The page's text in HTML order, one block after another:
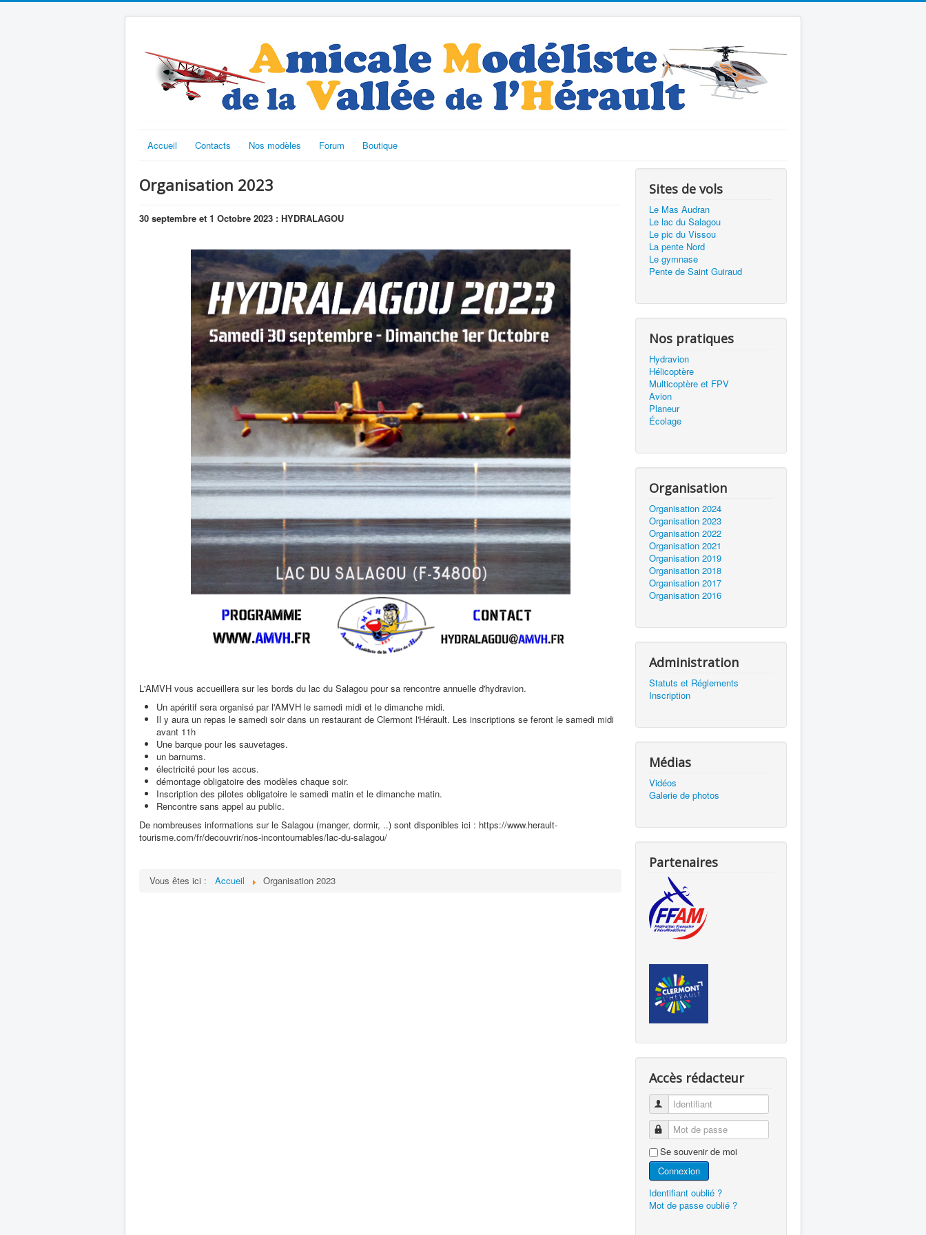
Accueil Contacts Nos modèles Forum Boutique
Organisation 2023
30 septembre et 1 Octobre 2023 : HYDRALAGOU
L'AMVH vous accueillera sur les bords du lac du Salagou pour sa rencontre annuelle d'hydravion.
Un apéritif sera organisé par l'AMVH le samedi midi et le dimanche midi.
Il y aura un repas le samedi soir dans un restaurant de Clermont l'Hérault. Les inscriptions se feront le samedi midi
avant 11h
Une barque pour les sauvetages.
un barnums.
électricité pour les accus.
démontage obligatoire des modèles chaque soir.
Inscription des pilotes obligatoire le samedi matin et le dimanche matin.
Rencontre sans appel au public.
De nombreuses informations sur le Salagou (manger, dormir, ..) sont disponibles ici : https://www.herault-
tourisme.com/fr/decouvrir/nos-incontournables/lac-du-salagou/
Vous êtes ici : Accueil Organisation 2023
Sites de vols
Le Mas Audran
Le lac du Salagou
Le pic du Vissou
La pente Nord
Le gymnase
Pente de Saint Guiraud
Nos pratiques
Hydravion
Hélicoptère
Multicoptère et FPV
Avion
Planeur
Écolage
Organisation
Organisation 2024
Organisation 2023
Organisation 2022
Organisation 2021
Organisation 2019
Organisation 2018
Organisation 2017
Organisation 2016
Administration
Statuts et Réglements
Inscription
Médias
Vidéos
Galerie de photos
Partenaires
Accès rédacteur
Identifiant
Mot de passe
Se souvenir de moi
Connexion
Identifiant oublié ?
Mot de passe oublié ?